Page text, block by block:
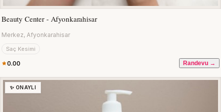
Beauty Center - Afyonkarahisar
Merkez, Afyonkarahisar
Saç Kesimi
0.00 Randevu →
✨ ONAYLI